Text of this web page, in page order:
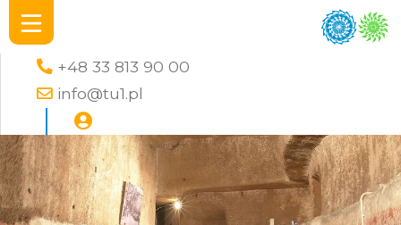
+48 33 813 90 00
info@tu1.pl